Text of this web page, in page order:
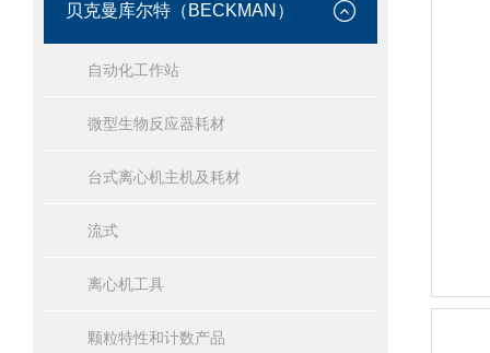
贝克曼库尔特（BECKMAN）
自动化工作站
微型生物反应器耗材
台式离心机主机及耗材
流式
离心机工具
颗粒特性和计数产品